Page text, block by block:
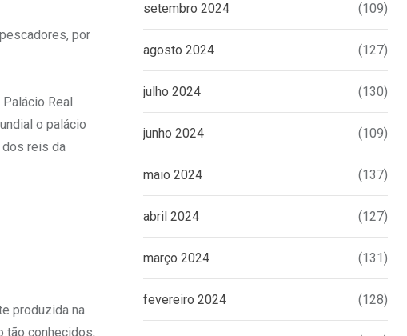
por
Real
o palácio
dos reis da
produzida na
tão conhecidos,
setembro 2024 (109)
agosto 2024 (127)
julho 2024 (130)
junho 2024 (109)
maio 2024 (137)
abril 2024 (127)
março 2024 (131)
fevereiro 2024 (128)